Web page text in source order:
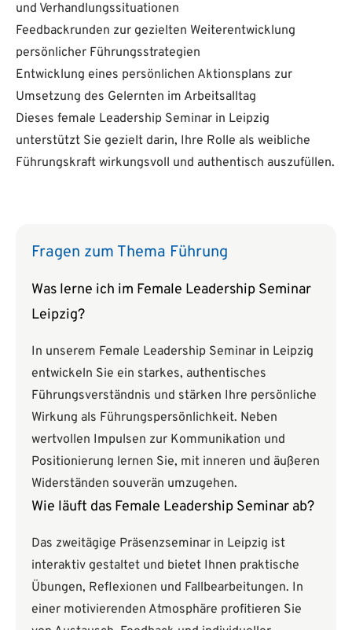
und Verhandlungssituationen
Feedbackrunden zur gezielten Weiterentwicklung
persönlicher Führungsstrategien
Entwicklung eines persönlichen Aktionsplans zur
Umsetzung des Gelernten im Arbeitsalltag
Dieses female Leadership Seminar in Leipzig
unterstützt Sie gezielt darin, Ihre Rolle als weibliche
Führungskraft wirkungsvoll und authentisch auszufüllen.
Fragen zum Thema Führung
Was lerne ich im Female Leadership Seminar
Leipzig?
In unserem Female Leadership Seminar in Leipzig
entwickeln Sie ein starkes, authentisches
Führungsverständnis und stärken Ihre persönliche
Wirkung als Führungspersönlichkeit. Neben
wertvollen Impulsen zur Kommunikation und
Positionierung lernen Sie, mit inneren und äußeren
Widerständen souverän umzugehen.
Wie läuft das Female Leadership Seminar ab?
Das zweitägige Präsenzseminar in Leipzig ist
interaktiv gestaltet und bietet Ihnen praktische
Übungen, Reflexionen und Fallbearbeitungen. In
einer motivierenden Atmosphäre profitieren Sie